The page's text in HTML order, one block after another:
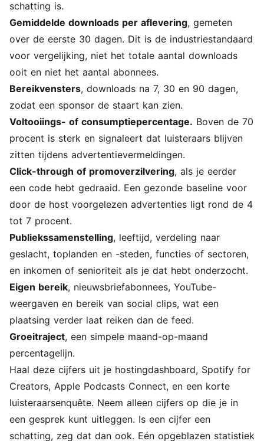
schatting is.
Gemiddelde downloads per aflevering, gemeten
over de eerste 30 dagen. Dit is de industriestandaard
voor vergelijking, niet het totale aantal downloads
ooit en niet het aantal abonnees.
Bereikvensters, downloads na 7, 30 en 90 dagen,
zodat een sponsor de staart kan zien.
Voltooiings- of consumptiepercentage. Boven de 70
procent is sterk en signaleert dat luisteraars blijven
zitten tijdens advertentievermeldingen.
Click-through of promoverzilvering, als je eerder
een code hebt gedraaid. Een gezonde baseline voor
door de host voorgelezen advertenties ligt rond de 4
tot 7 procent.
Publiekssamenstelling, leeftijd, verdeling naar
geslacht, toplanden en -steden, functies of sectoren,
en inkomen of senioriteit als je dat hebt onderzocht.
Eigen bereik, nieuwsbriefabonnees, YouTube-
weergaven en bereik van social clips, wat een
plaatsing verder laat reiken dan de feed.
Groeitraject, een simpele maand-op-maand
percentagelijn.
Haal deze cijfers uit je hostingdashboard, Spotify for
Creators, Apple Podcasts Connect, en een korte
luisteraarsenquête. Neem alleen cijfers op die je in
een gesprek kunt uitleggen. Is een cijfer een
schatting, zeg dat dan ook. Eén opgeblazen statistiek